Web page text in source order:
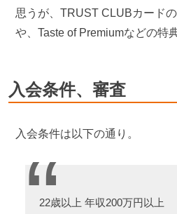
思うが、TRUST CLUBカード
や、Taste of Premiumなどの特
入会条件、審査
入会条件は以下の通り。
22歳以上 年収200万円以上